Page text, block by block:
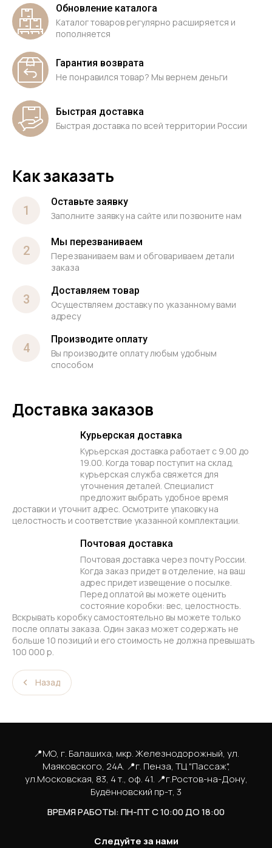
Обновление каталога
Каталог товаров регулярно расширяется и
пополняется
Гарантия возврата
Не понравился товар? Мы вернем деньги
Быстрая доставка
Быстрая доставка по всей территории России
Как заказать
1
Оставьте заявку
Заполните заявку на сайте или позвоните нам
2
Мы перезваниваем
Перезваниваем вам и обговариваем детали
заказа
3
Доставляем товар
Осуществляем доставку по указанному вами
адресу
4
Производите оплату
Вы производите оплату любым удобным
способом
Доставка заказов
Курьерская доставка
Курьерская доставка работает с 9.00 до
19.00. Когда товар поступит на склад,
курьерская служба свяжется для
уточнения деталей. Специалист
предложит выбрать удобное время
доставки и уточнит адрес. Осмотрите упаковку на
целостность и соответствие указанной комплектации.
Почтовая доставка
Почтовая доставка через почту России.
Когда заказ придет в отделение, на ваш
адрес придет извещение о посылке.
Перед оплатой вы можете оценить
состояние коробки: вес, целостность.
Вскрывать коробку самостоятельно вы можете только
после оплаты заказа. Один заказ может содержать не
больше 10 позиций и его стоимость не должна превышать
100 000 р.
Назад
📍МО, г. Балашиха, мкр. Железнодорожный, ул.
Маяковского, 24А. 📍г. Пенза, ТЦ "Пассаж",
ул.Московская, 83, 4 т., оф. 41. 📍г.Ростов-на-Дону,
Будённовский пр-т, 3
ВРЕМЯ РАБОТЫ: ПН-ПТ С 10:00 ДО 18:00
Следуйте за нами